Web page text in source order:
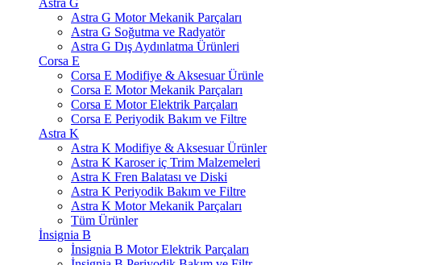
Astra G
Astra G Motor Mekanik Parçaları
Astra G Soğutma ve Radyatör
Astra G Dış Aydınlatma Ürünleri
Corsa E
Corsa E Modifiye & Aksesuar Ürünle
Corsa E Motor Mekanik Parçaları
Corsa E Motor Elektrik Parçaları
Corsa E Periyodik Bakım ve Filtre
Astra K
Astra K Modifiye & Aksesuar Ürünler
Astra K Karoser iç Trim Malzemeleri
Astra K Fren Balatası ve Diski
Astra K Periyodik Bakım ve Filtre
Astra K Motor Mekanik Parçaları
Tüm Ürünler
İnsignia B
İnsignia B Motor Elektrik Parçaları